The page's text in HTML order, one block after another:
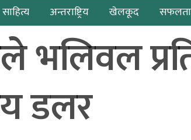
साहित्य अन्तराष्ट्रिय खेलकूद
भलिवल
डलर